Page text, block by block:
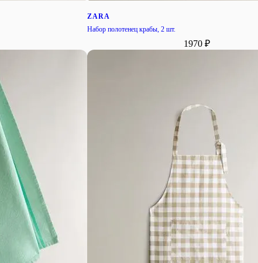
ZARA
Набор полотенец крабы, 2 шт.
1970 ₽